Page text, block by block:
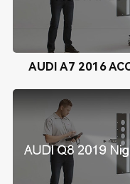
AUDI A7 2016